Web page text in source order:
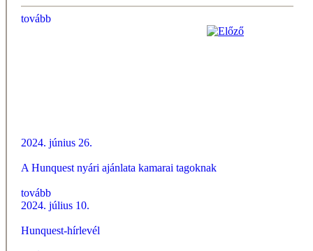
tovább
2024. június 26.
A Hunquest nyári ajánlata kamarai tagoknak
tovább
2024. július 10.
Hunquest-hírlevél